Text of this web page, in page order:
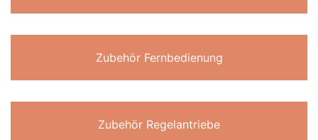
Zubehör Fernbedienung
Zubehör Regelantriebe